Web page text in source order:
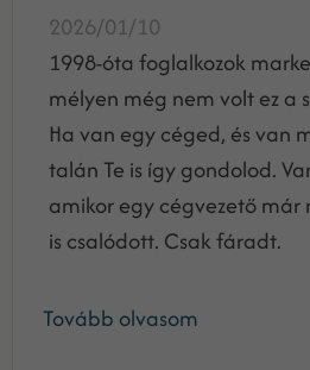
2026/01/10
1998-óta foglalkozok
mélyen még nem volt ez a
Ha van egy céged, és van
talán Te is így gondolod.
amikor egy cégvezető már
is csalódott. Csak fáradt.
Tovább olvasom